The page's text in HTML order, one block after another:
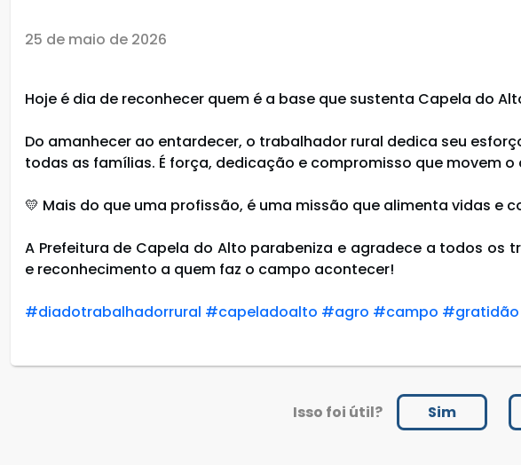
25 de maio de 2026
Hoje é dia de reconhecer quem é a base que sustenta Capela do
Do amanhecer ao entardecer, o trabalhador rural dedica seu
todas as famílias. É força, dedicação e compromisso que movem
💛 Mais do que uma profissão, é uma missão que alimenta vidas e
A Prefeitura de Capela do Alto parabeniza e agradece a todos os
e reconhecimento a quem faz o campo acontecer!
#diadotrabalhadorrural #capeladoalto #agro #campo #gratidão
Isso foi útil? Sim